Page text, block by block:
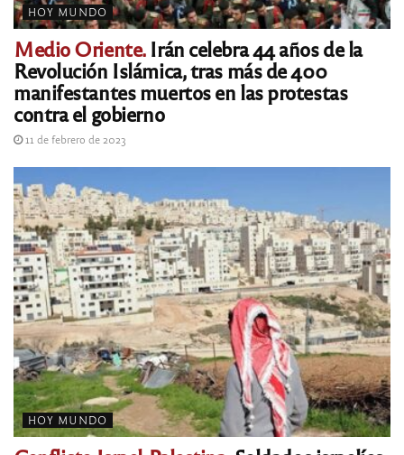
HOY MUNDO
Medio Oriente.Irán celebra 44 años de la
Revolución Islámica, tras más de 400
manifestantes muertos en las protestas
contra el gobierno
11 de febrero de 2023
HOY MUNDO